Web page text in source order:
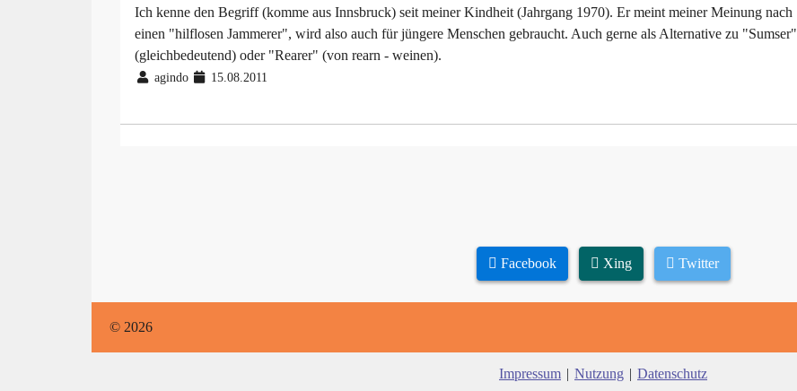
Ich kenne den Begriff (komme aus Innsbruck) seit meiner Kindheit (Jahrgang 1970). Er meint meiner Meinung nach
einen "hilflosen Jammerer", wird also auch für jüngere Menschen gebraucht. Auch gerne als Alternative zu "Sumser"
(gleichbedeutend) oder "Rearer" (von rearn - weinen).
agindo 15.08.2011
Facebook Xing Twitter
© 2026
Impressum | Nutzung | Datenschutz